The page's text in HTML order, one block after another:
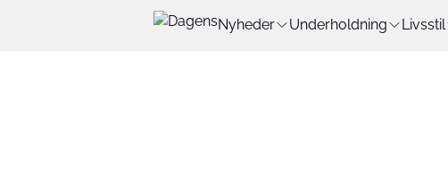
Nyheder Underholdning Livsstil